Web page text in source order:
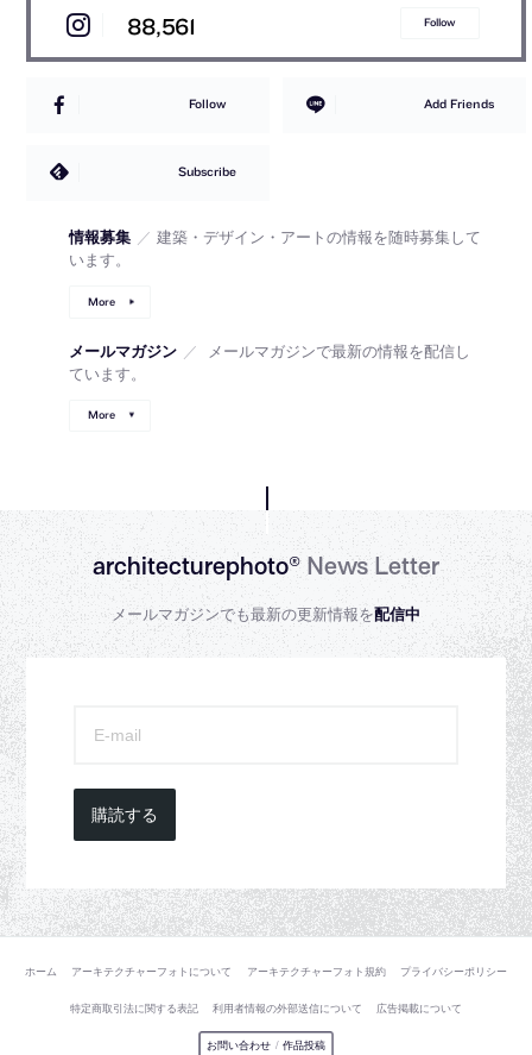
88,561 Follow
Follow Add Friends
Subscribe
情報募集 ／ 建築・デザイン・アートの情報を随時募集して
います。
More
メールマガジン ／
メールマガジンで最新の情報を配信し
ています。
More
architecturephoto®News Letter
メールマガジンでも最新の更新情報を配信中
購読する
ホーム アーキテクチャーフォトについて アーキテクチャーフォト規約 プライバシーポリシー
特定商取引法に関する表記 利用者情報の外部送信について 広告掲載について
お問い合わせ / 作品投稿